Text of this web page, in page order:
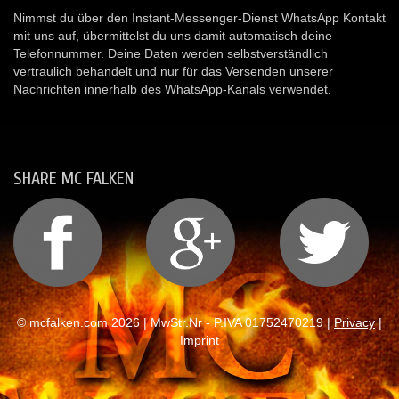
Nimmst du über den Instant-Messenger-Dienst WhatsApp Kontakt
mit uns auf, übermittelst du uns damit automatisch deine
Telefonnummer. Deine Daten werden selbstverständlich
vertraulich behandelt und nur für das Versenden unserer
Nachrichten innerhalb des WhatsApp-Kanals verwendet.
SHARE MC FALKEN
© mcfalken.com 2026 | MwStr.Nr - P.IVA 01752470219 |Privacy|
Imprint